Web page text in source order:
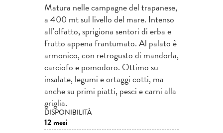
Matura nelle campagne del trapanese,
a 400 mt sul livello del mare. Intenso
all’olfatto, sprigiona sentori di erba e
frutto appena frantumato. Al palato è
armonico, con retrogusto di mandorla,
carciofo e pomodoro. Ottimo su
insalate, legumi e ortaggi cotti, ma
anche su primi piatti, pesci e carni alla
griglia.
DISPONIBILITÀ
12 mesi